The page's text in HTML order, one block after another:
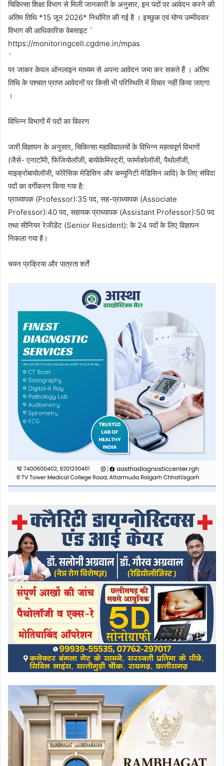
चिकित्सा शिक्षा विभाग से मिली जानकारी के अनुसार, इन पदों पर आवेदन करने की
अंतिम तिथि *15 जून 2026* निर्धारित की गई है । इच्छुक एवं योग्य उम्मीदवार
विभाग की आधिकारिक वेबसाइट `
https://monitoringcell.cgdme.in/mpas
`
पर जाकर केवल ऑनलाइन माध्यम से अपना आवेदन जमा कर सकते हैं । अंतिम
तिथि के पश्चात प्राप्त आवेदनों पर किसी भी परिस्थिति में विचार नहीं किया जाएगा
।
विभिन्न विभागों में पदों का विवरण
जारी विज्ञापन के अनुसार, चिकित्सा महाविद्यालयों के विभिन्न महत्वपूर्ण विभागों
(जैसे- एनाटॉमी, फिजियोलॉजी, बायोकेमिस्ट्री, फार्माकोलॉजी, पैथोलॉजी,
माइक्रोबायोलॉजी, फोरेंसिक मेडिसिन और कम्युनिटी मेडिसिन आदि) के लिए संविदा
पदों का वर्गीकरण किया गया है:
प्राध्यापक (Professor):35 पद, सह-प्राध्यापक (Associate
Professor):40 पद, सहायक प्राध्यापक (Assistant Professor):50 पद
तथा सीनियर रेजीडेंट (Senior Resident): के 24 पदों के लिए विज्ञापन
निकला गया है।
चयन प्रक्रिया और पात्रता शर्तें